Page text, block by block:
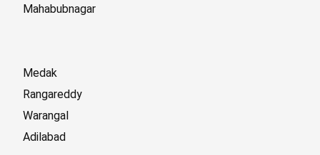
Mahabubnagar
Medak
Rangareddy
Warangal
Adilabad